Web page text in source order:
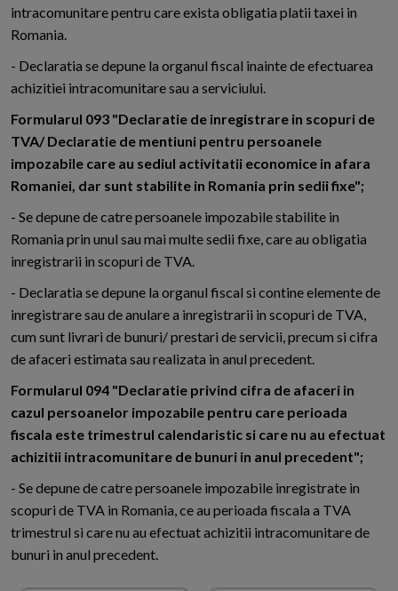
intracomunitare pentru care exista obligatia platii taxei in
Romania.
- Declaratia se depune la organul fiscal inainte de efectuarea
achizitiei intracomunitare sau a serviciului.
Formularul 093 "Declaratie de inregistrare in scopuri de
TVA/ Declaratie de mentiuni pentru persoanele
impozabile care au sediul activitatii economice in afara
Romaniei, dar sunt stabilite in Romania prin sedii fixe";
- Se depune de catre persoanele impozabile stabilite in
Romania prin unul sau mai multe sedii fixe, care au obligatia
inregistrarii in scopuri de TVA.
- Declaratia se depune la organul fiscal si contine elemente de
inregistrare sau de anulare a inregistrarii in scopuri de TVA,
cum sunt livrari de bunuri/ prestari de servicii, precum si cifra
de afaceri estimata sau realizata in anul precedent.
Formularul 094 "Declaratie privind cifra de afaceri in
cazul persoanelor impozabile pentru care perioada
fiscala este trimestrul calendaristic si care nu au efectuat
achizitii intracomunitare de bunuri in anul precedent";
- Se depune de catre persoanele impozabile inregistrate in
scopuri de TVA in Romania, ce au perioada fiscala a TVA
trimestrul si care nu au efectuat achizitii intracomunitare de
bunuri in anul precedent.